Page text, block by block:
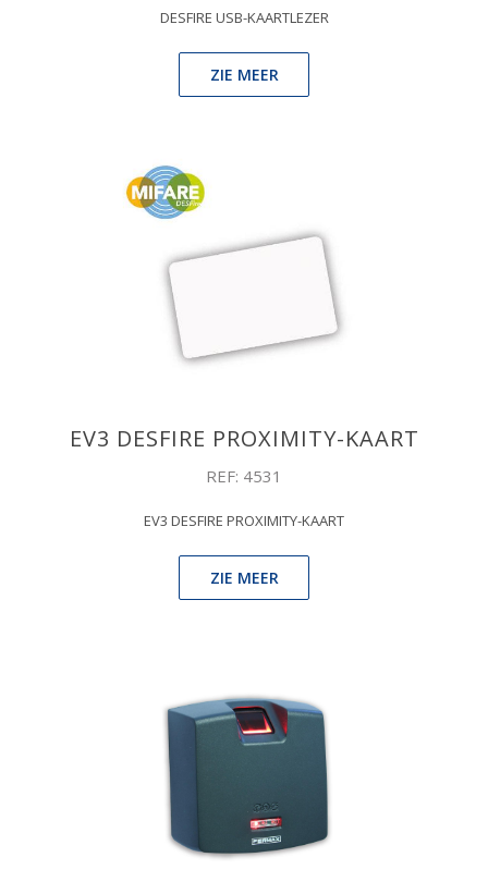
DESFIRE USB-KAARTLEZER
ZIE MEER
EV3 DESFIRE PROXIMITY-KAART
REF: 4531
EV3 DESFIRE PROXIMITY-KAART
ZIE MEER